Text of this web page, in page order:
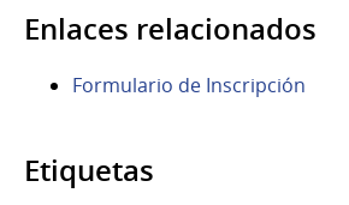
Enlaces relacionados
Formulario de Inscripción
Etiquetas